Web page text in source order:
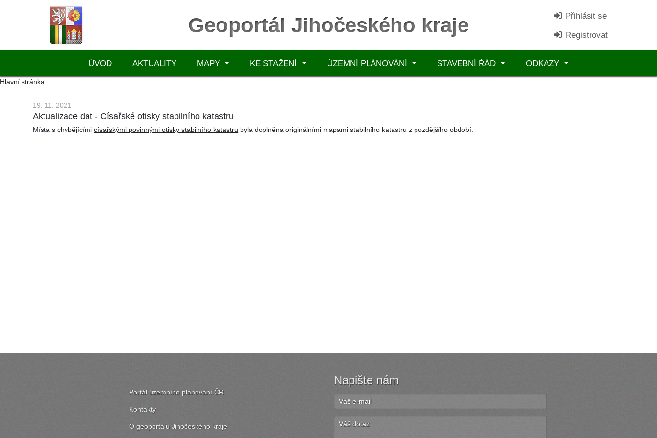
Geoportál Jihočeského kraje Přihlásit se
Registrovat
ÚVOD AKTUALITY MAPY KE STAŽENÍ ÚZEMNÍ PLÁNOVÁNÍ STAVEBNÍ ŘÁD ODKAZY
Hlavní stránka
19. 11. 2021
Aktualizace dat - Císařské otisky stabilního katastru
Místa s chybějícímicísařskými povinnými otisky stabilního katastru byla doplněna originálními mapami stabilního katastru z pozdějšího období.
Portál územního plánování ČR
Kontakty
O geoportálu Jihočeského kraje
Napište nám